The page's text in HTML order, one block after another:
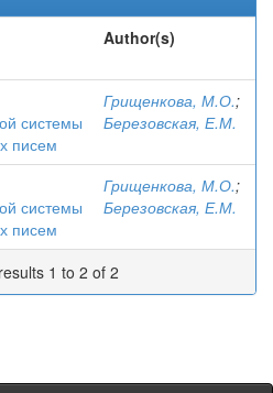
Author(s)
системы
писем
Грищенкова, М.О.;
Березовская, Е.М.
системы
писем
Грищенкова, М.О.;
Березовская, Е.М.
1 to 2 of 2